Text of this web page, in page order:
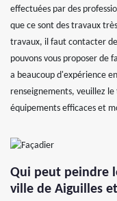
effectuées par des
que ce sont des travaux
travaux, il faut contacter
pouvons vous proposer de
a beaucoup d'expérience
renseignements, veuillez
équipements efficaces et
Qui peut peindre
ville de Aiguilles